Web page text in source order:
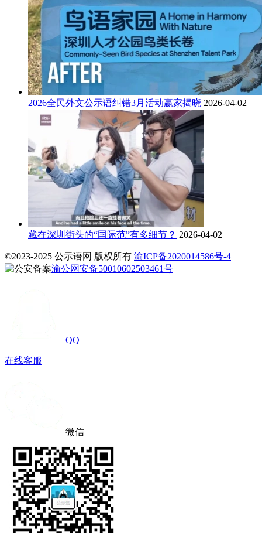
2026全民外文公示语纠错3月活动赢家揭晓 2026-04-02
藏在深圳街头的“国际范”有多细节？ 2026-04-02
©2023-2025 公示语网 版权所有 渝ICP备2020014586号-4
渝公网安备50010602503461号
QQ
在线客服
微信